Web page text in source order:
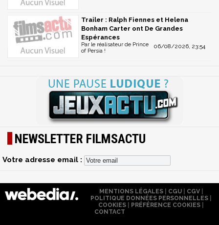
Trailer : Ralph Fiennes et Helena
Bonham Carter ont De Grandes
Espérances
06/08/2026, 23:54
Par le réalisateur de Prince
of Persia !
NEWSLETTER FILMSACTU
Votre adresse email :
MENTIONS LÉGALES| CGU| CGV|
POLITIQUE DONNÉES PERSONNELLES
COOKIES
PRÉFÉRENCE COOKIES
CONTACT